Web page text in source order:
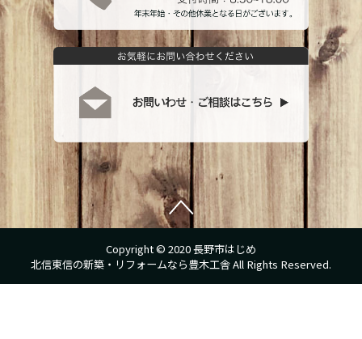
Copyright © 2020 長野市はじめ
北信東信の新築・リフォームなら豊木工舎 All Rights Reserved.